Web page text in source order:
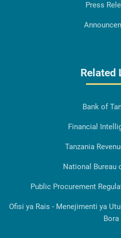
Press
Related
Bank of
Financial
Tanzania
National Bureau
Public Procurement
Ofisi ya Rais - Menejimenti ya
Bora